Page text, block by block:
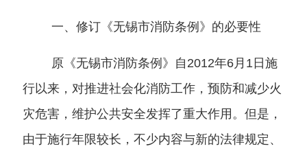
一、修订《无锡市消防条例》的必要性
原《无锡市消防条例》自 2012年6月 1 日施
行以来，对推进社会化消防工作，预防和减少火
灾危害，维护公共安全发挥了重大作用。但是，
由于施行年限较长，不少内容与新的法律规定、